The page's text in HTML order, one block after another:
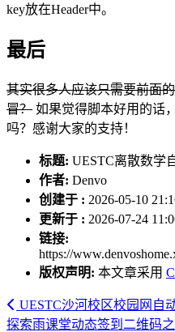
key放在Header中。
最后
其实很多人应该只需要前面
冒？ 如果觉得脚本好用的话
吗？感谢大家的支持！
标题: UESTC离散数学
作者: Denvo
创建于 : 2026-05-10
更新于 : 2026-07-24
链接:
https://
版权声明: 本文章采用
UESTC沙河校区校园网自
探索雨课堂动态签到二维码之